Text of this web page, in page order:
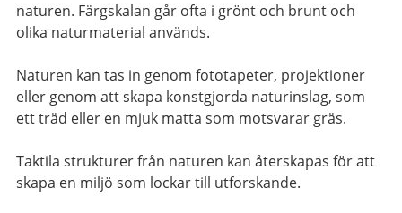
naturen. Färgskalan går ofta i grönt och brunt och
olika naturmaterial används.
Naturen kan tas in genom fototapeter, projektioner
eller genom att skapa konstgjorda naturinslag, som
ett träd eller en mjuk matta som motsvarar gräs.
Taktila strukturer från naturen kan återskapas för att
skapa en miljö som lockar till utforskande.